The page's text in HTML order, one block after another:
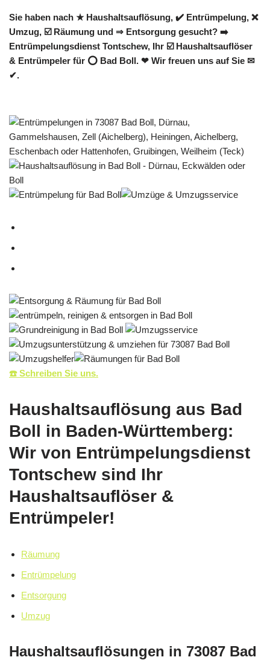
Sie haben nach ★ Haushaltsauflösung, ✔️ Entrümpelung, ❌
Umzug, ☑️ Räumung und ⇒ Entsorgung gesucht? ➡️
Entrümpelungsdienst Tontschew, Ihr ☑️ Haushaltsauflöser
& Entrümpeler für ⭕ Bad Boll. ❤ Wir freuen uns auf Sie ✉
✔.
☎️ Schreiben Sie uns.
Haushaltsauflösung aus Bad
Boll in Baden-Württemberg:
Wir von Entrümpelungsdienst
Tontschew sind Ihr
Haushaltsauflöser &
Entrümpeler!
Räumung
Entrümpelung
Entsorgung
Umzug
Haushaltsauflösungen in 73087 Bad